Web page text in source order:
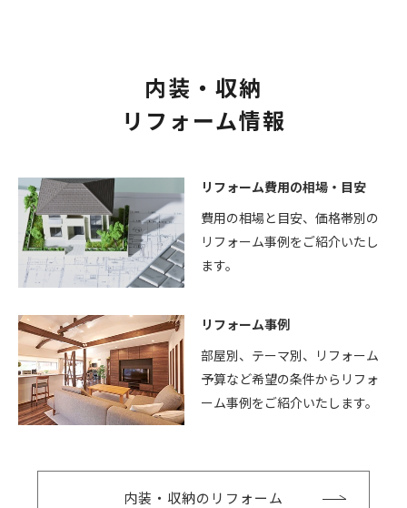
内装・収納
リフォーム情報
リフォーム費用の相場・目安
費用の相場と目安、価格帯別の
リフォーム事例をご紹介いたし
ます。
リフォーム事例
部屋別、テーマ別、リフォーム
予算など希望の条件からリフォ
ーム事例をご紹介いたします。
内装・収納のリフォーム